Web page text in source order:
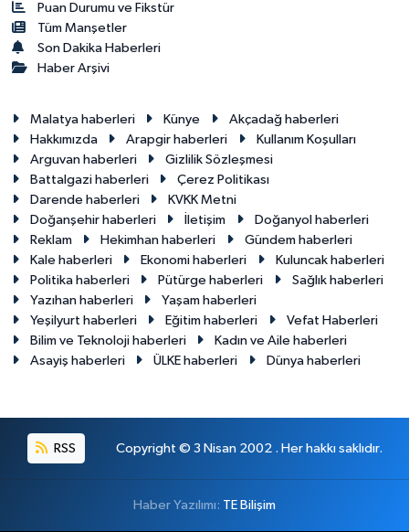
Puan Durumu ve Fikstür
Tüm Manşetler
Son Dakika Haberleri
Haber Arşivi
Malatya haberleri Künye
Akçadağ haberleri
Hakkımızda
Arapgir haberleri
Kullanım Koşulları
Arguvan haberleri
Gizlilik Sözleşmesi
Battalgazi haberleri
Çerez Politikası
Darende haberleri
KVKK Metni
Doğanşehir haberleri
İletişim
Doğanyol haberleri
Reklam
Hekimhan haberleri
Gündem haberleri
Kale haberleri
Ekonomi haberleri
Kuluncak haberleri
Politika haberleri
Pütürge haberleri
Sağlık haberleri
Yazıhan haberleri
Yaşam haberleri
Yeşilyurt haberleri
Eğitim haberleri
Vefat Haberleri
Bilim ve Teknoloji haberleri
Kadın ve Aile haberleri
Asayiş haberleri
ÜLKE haberleri Dünya haberleri
RSS Copyright © 3 Nisan 2002 . Her hakkı saklıdır.
Haber Yazılımı: TE Bilişim